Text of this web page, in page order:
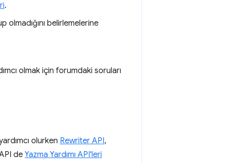
.
olmadığını belirlemelerine
olmak için forumdaki soruları
olurken Rewriter API,
de Yazma Yardımı API'leri